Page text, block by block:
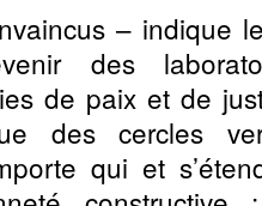
– indique
des
de paix et de
des cercles
qui et